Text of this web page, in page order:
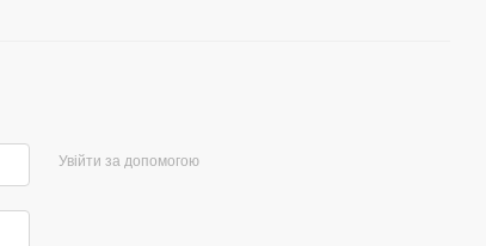
Увійти за допомогою